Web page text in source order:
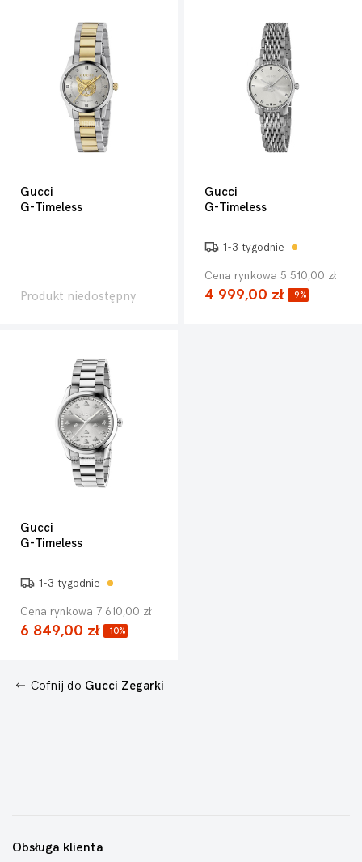
Gucci
G-Timeless
Produkt niedostępny
Gucci
G-Timeless
1-3 tygodnie
Cena rynkowa 5 510,00 zł
4 999,00 zł -9%
Gucci
G-Timeless
1-3 tygodnie
Cena rynkowa 7 610,00 zł
6 849,00 zł -10%
Cofnij do Gucci Zegarki
Obsługa klienta